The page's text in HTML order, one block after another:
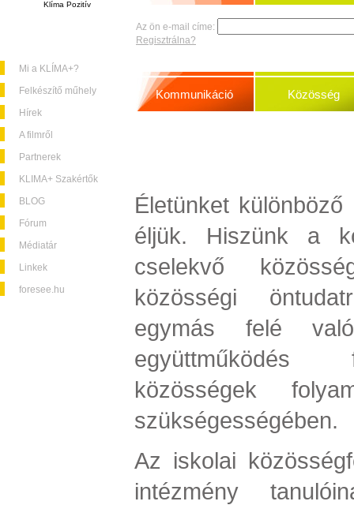
Klíma Pozitív
Mi a KLÍMA+?
Felkészítő műhely
Hírek
A filmről
Partnerek
KLIMA+ Szakértők
BLOG
Fórum
Médiatár
Linkek
foresee.hu
Az ön e-mail címe:
Regisztrálna?
Kommunikáció Közösség
Életünket
éljük. Hiszünk a
cselekvő
közösségi
egymás felé
együttműködés
közösségek
szükségességében.
Az iskolai
intézmény